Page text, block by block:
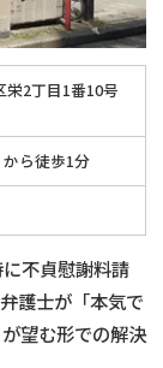
倫慰謝料請求
婦
栄2丁目1番10号
ら徒歩1分
不貞慰謝料請
護士が「本気で
望む形での解決